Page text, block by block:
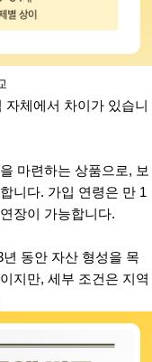
체에서 차이가 있습니
마련하는 상품으로, 보
니다. 가입 연령은 만 1
장이 가능합니다.
동안 자산 형성을 목
지만, 세부 조건은 지역